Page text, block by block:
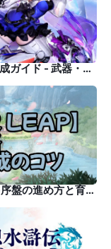
「エンドフィールド」リーノの評価と育成ガイド - 武器・編成
【幻想水滸伝 STAR LEAP】初心者攻略-序盤の進め方と育成のコツ